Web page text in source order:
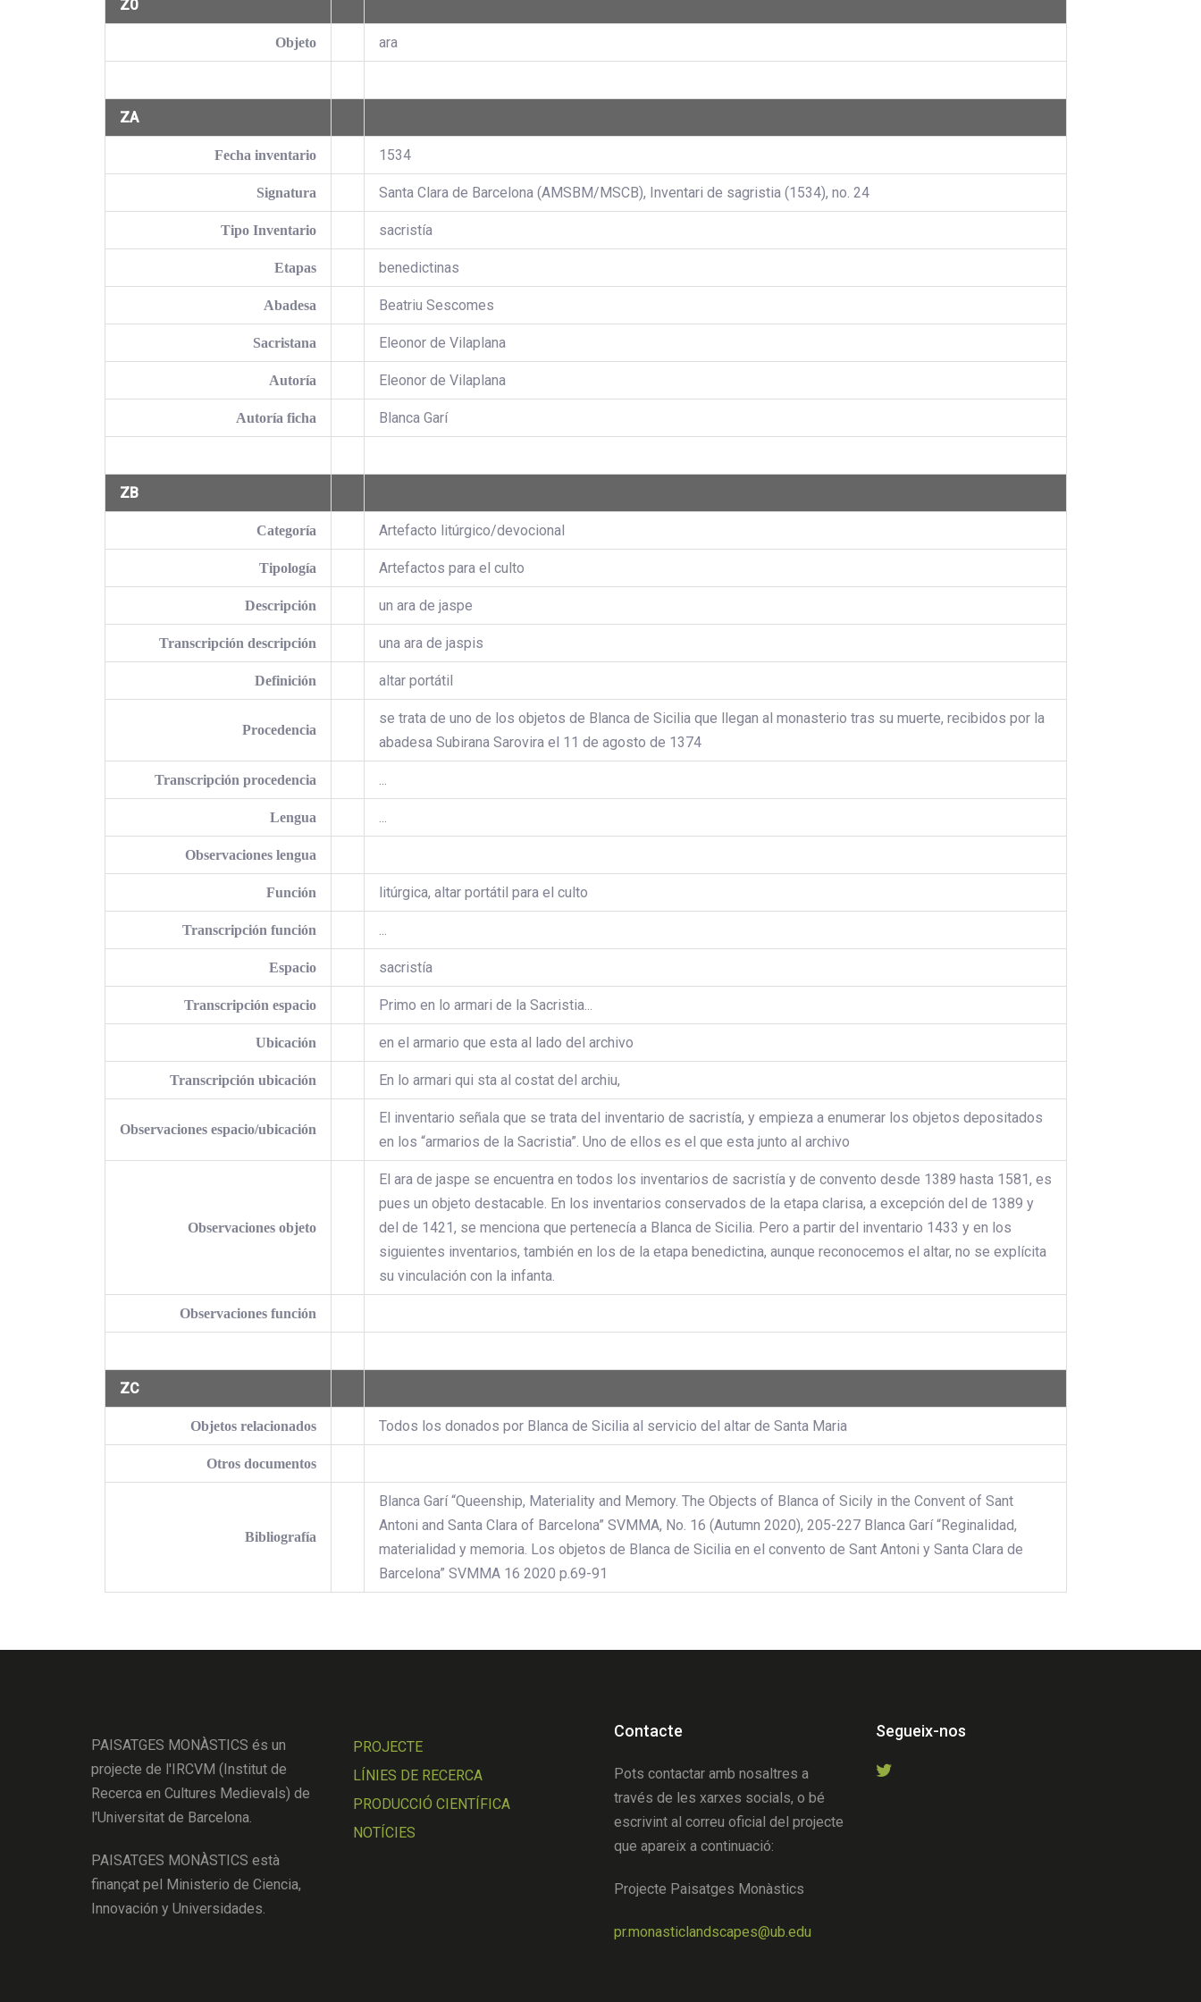
Z0
Objeto ara
ZA
Fecha inventario 1534
Signatura Santa Clara de Barcelona (AMSBM/MSCB), Inventari de sagristia (1534), no. 24
Tipo Inventario sacristía
Etapas benedictinas
Abadesa Beatriu Sescomes
Sacristana Eleonor de Vilaplana
Autoría Eleonor de Vilaplana
Autoría ficha Blanca Garí
ZB
Categoría Artefacto litúrgico/devocional
Tipología Artefactos para el culto
Descripción un ara de jaspe
Transcripción descripción una ara de jaspis
Definición altar portátil
Procedencia
se trata de uno de los objetos de Blanca de Sicilia que llegan al monasterio tras su muerte, recibidos por la
abadesa Subirana Sarovira el 11 de agosto de 1374
Transcripción procedencia
Lengua
Observaciones lengua
Función litúrgica, altar portátil para el culto
Transcripción función
Espacio sacristía
Transcripción espacio Primo en lo armari de la Sacristia...
Ubicación en el armario que esta al lado del archivo
Transcripción ubicación En lo armari qui sta al costat del archiu,
Observaciones espacio/ubicación
El inventario señala que se trata del inventario de sacristía, y empieza a enumerar los objetos depositados
en los “armarios de la Sacristia”. Uno de ellos es el que esta junto al archivo
Observaciones objeto
El ara de jaspe se encuentra en todos los inventarios de sacristía y de convento desde 1389 hasta 1581, es
pues un objeto destacable. En los inventarios conservados de la etapa clarisa, a excepción del de 1389 y
del de 1421, se menciona que pertenecía a Blanca de Sicilia. Pero a partir del inventario 1433 y en los
siguientes inventarios, también en los de la etapa benedictina, aunque reconocemos el altar, no se explícita
su vinculación con la infanta.
Observaciones función
ZC
Objetos relacionados Todos los donados por Blanca de Sicilia al servicio del altar de Santa Maria
Otros documentos
Bibliografía
Blanca Garí “Queenship, Materiality and Memory. The Objects of Blanca of Sicily in the Convent of Sant
Antoni and Santa Clara of Barcelona” SVMMA, No. 16 (Autumn 2020), 205-227 Blanca Garí “Reginalidad,
materialidad y memoria. Los objetos de Blanca de Sicilia en el convento de Sant Antoni y Santa Clara de
Barcelona” SVMMA 16 2020 p.69-91
PAISATGES MONÀSTICS és un
projecte de l'IRCVM (Institut de
Recerca en Cultures Medievals) de
l'Universitat de Barcelona.
PAISATGES MONÀSTICS està
finançat pel Ministerio de Ciencia,
Innovación y Universidades.
PROJECTE
LÍNIES DE RECERCA
PRODUCCIÓ CIENTÍFICA
NOTÍCIES
Contacte
Pots contactar amb nosaltres a
través de les xarxes socials, o bé
escrivint al correu oficial del projecte
que apareix a continuació:
Projecte Paisatges Monàstics
pr.monasticlandscapes@ub.edu
Segueix-nos